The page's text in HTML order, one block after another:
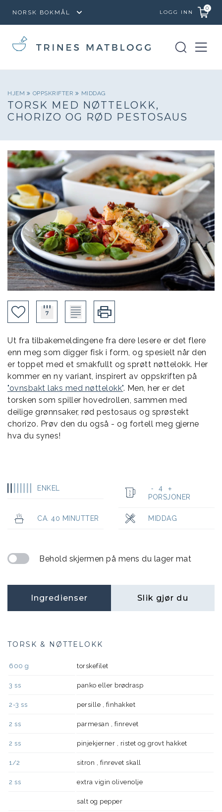
LOGG INN
0
HJEM OPPSKRIFTER MIDDAG
TORSK MED NØTTELOKK,
CHORIZO OG RØD PESTOSAUS
Ut fra tilbakemeldingene fra dere lesere er det flere
enn meg som digger fisk i form, og spesielt når den
er toppet med et smakfullt og sprøtt nøttelokk. Her
kommer en ny variant, inspirert av oppskriften på
"ovnsbakt laks med nøttelokk". Men, her er det
torsken som spiller hovedrollen, sammen med
deilige grønnsaker, rød pestosaus og sprøstekt
chorizo. Prøv den du også - og fortell meg gjerne
hva du synes!
ENKEL - 4 +
PORSJONER
CA. 40 MINUTTER MIDDAG
Behold skjermen på mens du lager mat
Ingredienser Slik gjør du
TORSK & NØTTELOKK
600 g torskefilet
3 ss panko eller brødrasp
2-3 ss persille , finhakket
2 ss parmesan , finrevet
2 ss pinjekjerner , ristet og grovt hakket
1/2 sitron , finrevet skall
2 ss extra vigin olivenolje
salt og pepper